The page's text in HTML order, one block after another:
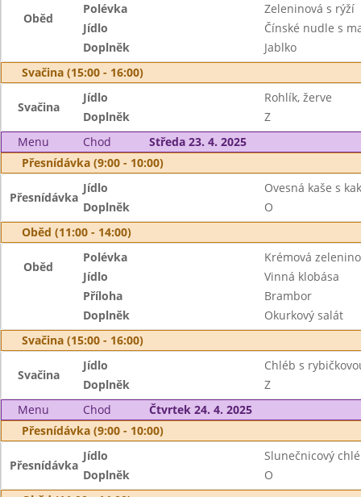
Oběd
Polévka
Zeleninová s rýží
Jídlo
Čínské nudle s
Doplněk
Jablko
Svačina (15:00 - 16:00)
Svačina
Jídlo
Rohlík, žerve
Doplněk
Z
Menu
Chod
Středa 23. 4. 2025
Přesnídávka (9:00 - 10:00)
Přesnídávka
Jídlo
Ovesná kaše s
Doplněk
O
Oběd (11:00 - 14:00)
Oběd
Polévka
Krémová
Jídlo
Vinná klobása
Příloha
Brambor
Doplněk
Okurkový salát
Svačina (15:00 - 16:00)
Svačina
Jídlo
Chléb s
Doplněk
Z
Menu
Chod
Čtvrtek 24. 4. 2025
Přesnídávka (9:00 - 10:00)
Přesnídávka
Jídlo
Slunečnicový
Doplněk
O